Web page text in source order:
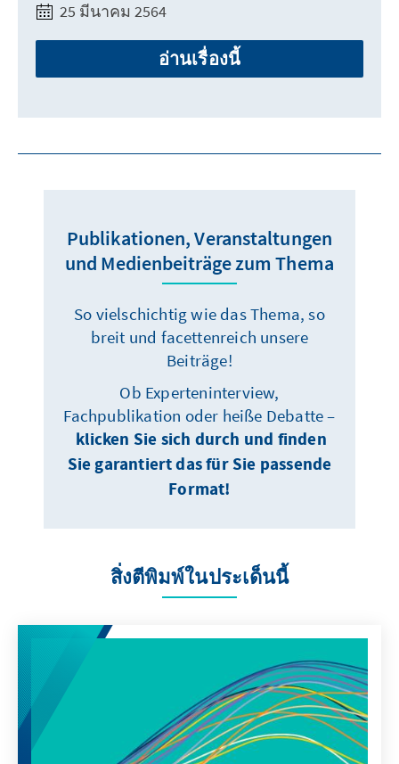
25 มีนาคม 2564
อ่านเรื่องนี้
Publikationen, Veranstaltungen
und Medienbeiträge zum Thema
So vielschichtig wie das Thema, so
breit und facettenreich unsere
Beiträge!
Ob Experteninterview,
Fachpublikation oder heiße Debatte –
klicken Sie sich durch und finden
Sie garantiert das für Sie passende
Format!
สิ่งตีพิมพ์ในประเด็นนี้